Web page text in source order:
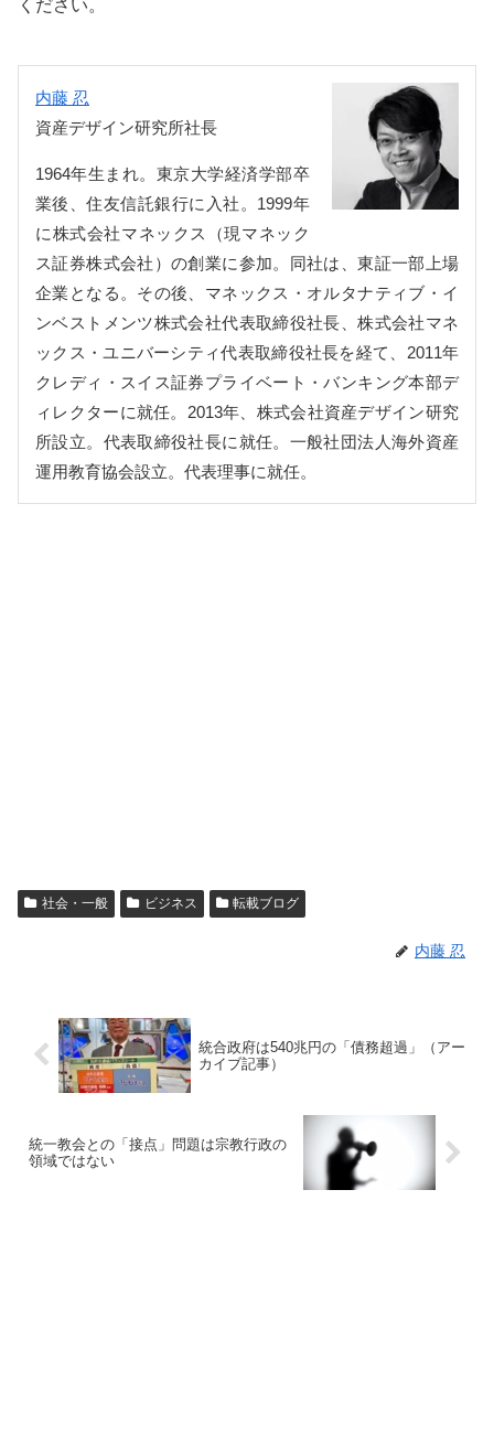
ください。
内藤 忍
資産デザイン研究所社長
1964年生まれ。東京大学経済学部卒
業後、住友信託銀行に入社。1999年
に株式会社マネックス（現マネック
ス証券株式会社）の創業に参加。同社は、東証一部上場
企業となる。その後、マネックス・オルタナティブ・イ
ンベストメンツ株式会社代表取締役社長、株式会社マネ
ックス・ユニバーシティ代表取締役社長を経て、2011年
クレディ・スイス証券プライベート・バンキング本部デ
ィレクターに就任。2013年、株式会社資産デザイン研究
所設立。代表取締役社長に就任。一般社団法人海外資産
運用教育協会設立。代表理事に就任。
社会・一般 ビジネス 転載ブログ
内藤 忍
統合政府は540兆円の「債務超過」（アー
カイブ記事）
統一教会との「接点」問題は宗教行政の
領域ではない